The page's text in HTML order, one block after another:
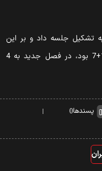
تشکیل جلسه داد و بر این
اساس مقرر شد که سهمیه بازیکنان خارجی که 1+7 بود، در فصل جدید به 4
پسندها0